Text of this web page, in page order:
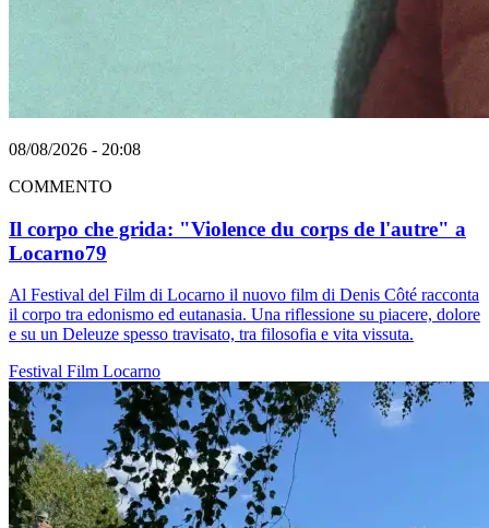
08/08/2026 - 20:08
COMMENTO
Il corpo che grida: "Violence du corps de l'autre" a
Locarno79
Al Festival del Film di Locarno il nuovo film di Denis Côté racconta
il corpo tra edonismo ed eutanasia. Una riflessione su piacere, dolore
e su un Deleuze spesso travisato, tra filosofia e vita vissuta.
Festival Film Locarno